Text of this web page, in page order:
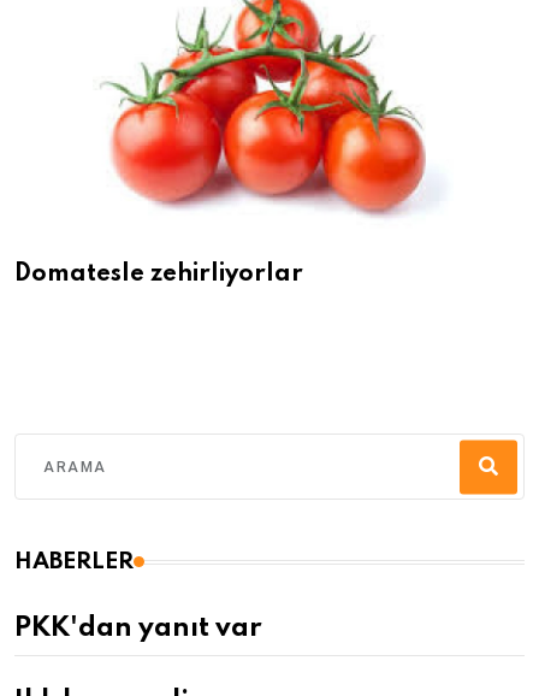
Domatesle zehirliyorlar
HABERLER
PKK'dan yanıt var